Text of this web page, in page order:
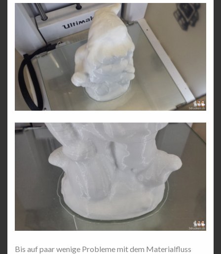
Bis auf paar wenige Probleme mit dem Materialfluss